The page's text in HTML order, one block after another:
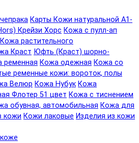
Карты Кожи натуральной А1-
Крейзи Хорс Кожа с пулл-ап
Кожа растительного
Краст Юфть (Краст) шорно-
ременная Кожа одежная Кожа со
ременные кожи: вороток, полы
Велюр Кожа Нубук Кожа
Флотер 51 цвет Кожа с тиснением
обувная, автомобильная Кожа для
кожи Кожи лаковые Изделия из кожи